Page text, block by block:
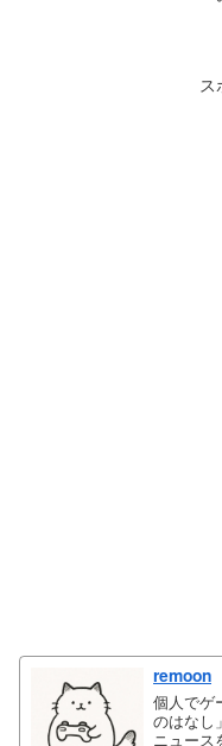
ス
remoon
個人でゲ
のはなし
ニュース